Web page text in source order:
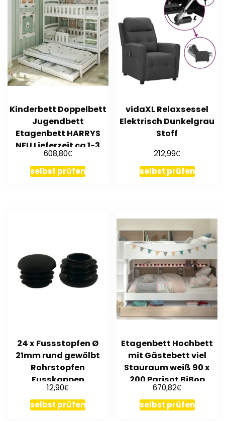
Kinderbett Doppelbett
Jugendbett
Etagenbett HARRYS
NEU Lieferzeit ca 1-3
Wochen
608,80€
selbst prüfen
vidaXL Relaxsessel
Elektrisch Dunkelgrau
Stoff
212,99€
selbst prüfen
24 x Fussstopfen Ø
21mm rund gewölbt
Rohrstopfen
Fusskappen
Stuhlkappen Stuhl
12,90€
selbst prüfen
Etagenbett Hochbett
mit Gästebett viel
Stauraum weiß 90 x
200 Parisot BiBop
670,82€
selbst prüfen